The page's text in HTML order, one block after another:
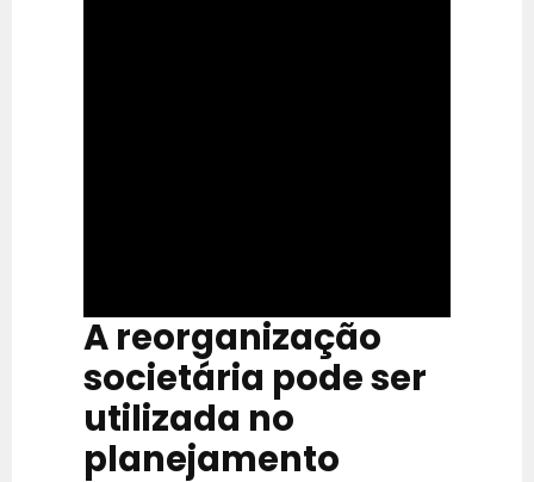
A reorganização
societária pode ser
utilizada no
planejamento